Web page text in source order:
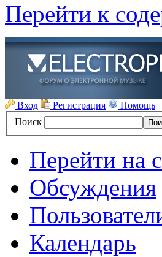
Перейти к
Вход Регистрация
Помощь
Поиск
Перейти на
Обсуждения
Календарь